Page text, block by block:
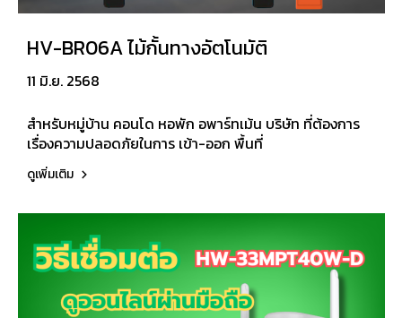
HV-BR06A ไม้กั้นทางอัตโนมัติ
11 มิ.ย. 2568
สำหรับหมู่บ้าน คอนโด หอพัก อพาร์ทเม้น บริษัท ที่ต้องการ
เรื่องความปลอดภัยในการ เข้า-ออก พื้นที่
ดูเพิ่มเติม